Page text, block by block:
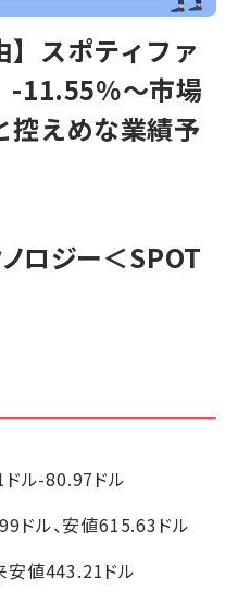
】スポティファ
11.55％～市場
控えめな業績予
ロジー＜SPOT
ル-80.97ドル
ドル、安値615.63ドル
安値443.21ドル